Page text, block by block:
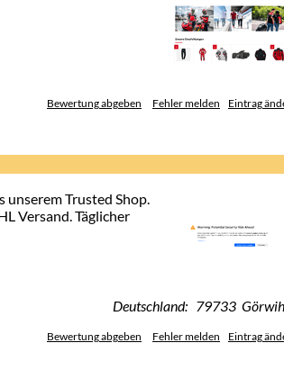
Bewertung abgeben Fehler melden Eintrag
Trusted Shop.
Versand. Täglicher
Deutschland: 79733
Bewertung abgeben Fehler melden Eintrag